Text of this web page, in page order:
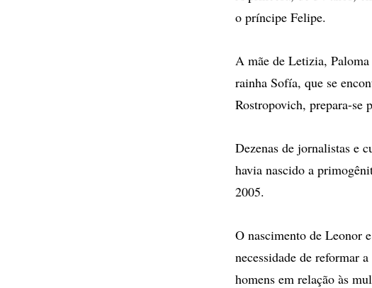
o príncipe Felipe.
A mãe de Letizia,
rainha Sofía, que se
Rostropovich, prepara-se
Dezenas de jornalistas e
havia nascido a
2005.
O nascimento de Leonor
necessidade de reformar
homens em relação às